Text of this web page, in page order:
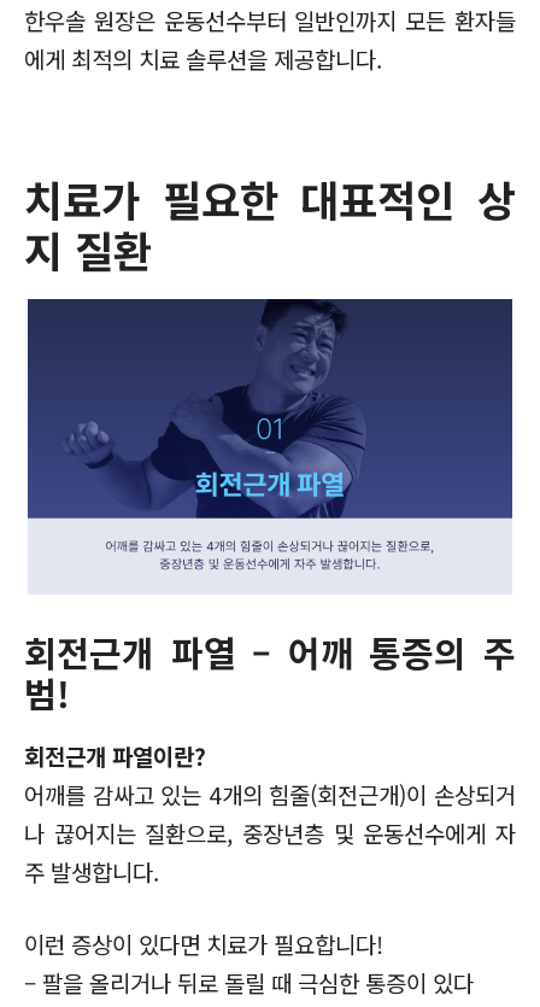
한우솔 원장은 운동선수부터 일반인까지 모든 환자들
에게 최적의 치료 솔루션을 제공합니다.
치료가 필요한 대표적인 상
지 질환
회전근개 파열 – 어깨 통증의 주
범!
회전근개 파열이란?
어깨를 감싸고 있는 4개의 힘줄(회전근개)이 손상되거
나 끊어지는 질환으로, 중장년층 및 운동선수에게 자
주 발생합니다.
이런 증상이 있다면 치료가 필요합니다!
– 팔을 올리거나 뒤로 돌릴 때 극심한 통증이 있다